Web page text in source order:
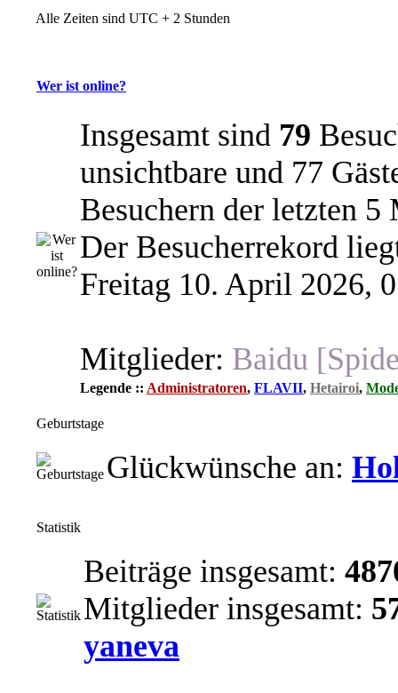
Alle Zeiten sind UTC + 2 Stunden
Wer ist online?
Insgesamt sind 79
unsichtbare und 77
Besuchern der letzten 5
Der Besucherrekord
Freitag 10. April 2026,
Mitglieder: Baidu
Legende :: Administratoren, FLAVII, Hetairoi,
Geburtstage
Glückwünsche an:
Statistik
Beiträge insgesamt:
Mitglieder insgesamt:
yaneva